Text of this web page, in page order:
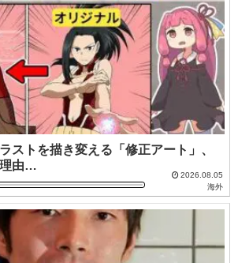
ストを描き変える「修正アート」、
理由…
2026.08.05
海外